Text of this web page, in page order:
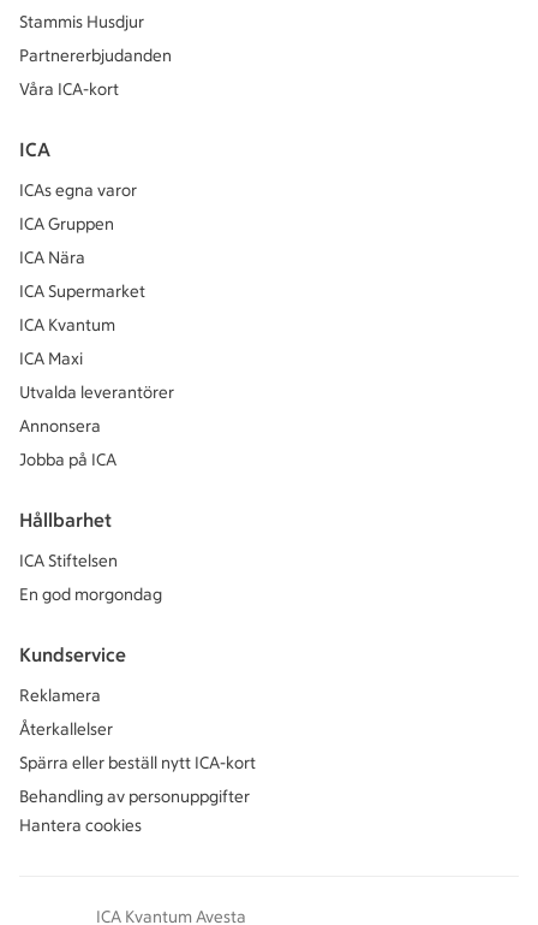
Stammis Husdjur
Partnererbjudanden
Våra ICA-kort
ICA
ICAs egna varor
ICA Gruppen
ICA Nära
ICA Supermarket
ICA Kvantum
ICA Maxi
Utvalda leverantörer
Annonsera
Jobba på ICA
Hållbarhet
ICA Stiftelsen
En god morgondag
Kundservice
Reklamera
Återkallelser
Spärra eller beställ nytt ICA-kort
Behandling av personuppgifter
Hantera cookies
ICA Kvantum Avesta